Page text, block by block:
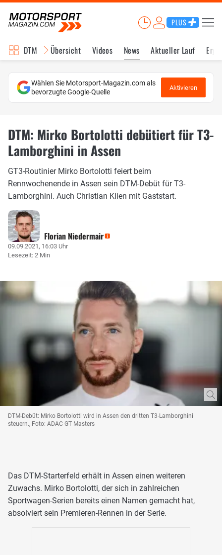
PLUS
DTM Übersicht Videos News Aktueller Lauf
Wählen Sie Motorsport-Magazin.com als
bevorzugte Google-Quelle
Aktivieren
DTM: Mirko Bortolotti debütiert für T3-
Lamborghini in Assen
GT3-Routinier Mirko Bortolotti feiert beim
Rennwochenende in Assen sein DTM-Debüt für T3-
Lamborghini. Auch Christian Klien mit Gaststart.
Florian Niedermair
09.09.2021, 16:03 Uhr
Lesezeit: 2 Min
DTM-Debüt: Mirko Bortolotti wird in Assen den dritten T3-Lamborghini
steuern., Foto: ADAC GT Masters
Das DTM-Starterfeld erhält in Assen einen weiteren
Zuwachs. Mirko Bortolotti, der sich in zahlreichen
Sportwagen-Serien bereits einen Namen gemacht hat,
absolviert sein Premieren-Rennen in der Serie.